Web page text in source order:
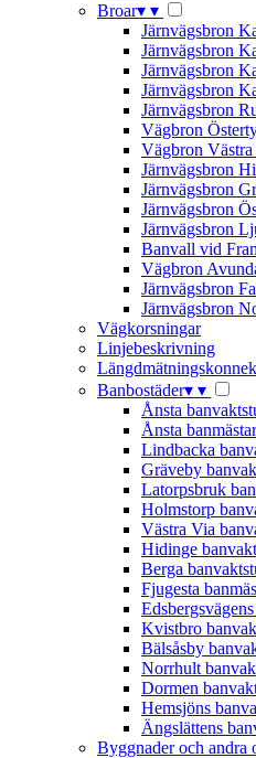
Broar▾ ▾
Järnvägsbron
Järnvägsbron
Järnvägsbron
Järnvägsbron
Järnvägsbron
Vägbron
Vägbron Västra
Järnvägsbron
Järnvägsbron
Järnvägsbron
Järnvägsbron
Banvall vid
Vägbron
Järnvägsbron
Järnvägsbron
Vägkorsningar
Linjebeskrivning
Banbostäder▾ ▾
Ånsta
Ånsta
Lindbacka
Gräveby
Latorpsbruk
Holmstorp
Västra Via
Hidinge
Berga
Fjugesta
Kvistbro
Bälsåsby
Norrhult
Dormen
Hemsjöns
Ängslättens
Byggnader och andra